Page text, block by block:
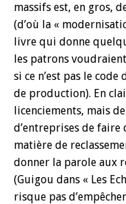
massifs est, en gros,
(d’où la «
livre qui donne
les patrons
si ce n’est pas le
de production). En
licenciements, mais
d’entreprises de
matière de
donner la parole aux
(Guigou dans « Les
risque pas